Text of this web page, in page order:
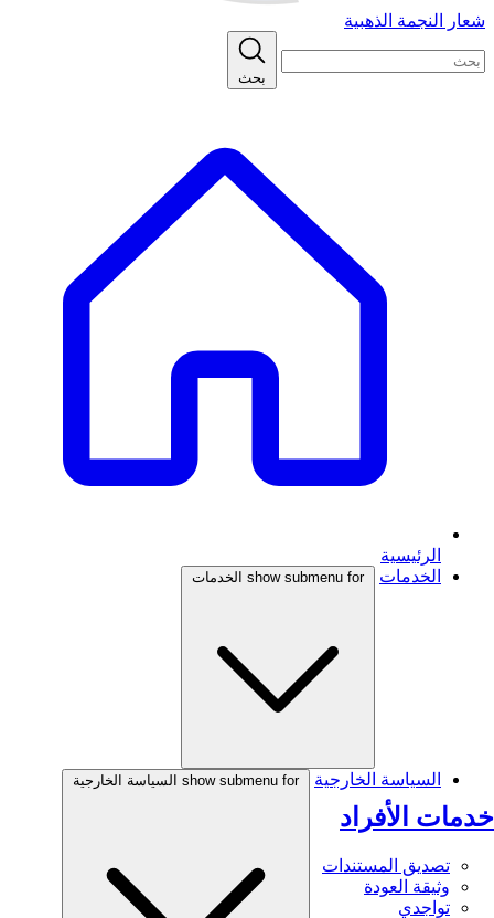
شعار النجمة الذهبية
بحث
الرئيسية
الخدمات
show submenu for الخدمات
خدمات الأفراد
تصديق المستندات
وثيقة العودة
تواجدي
السياسة الخارجية show submenu for السياسة الخارجية